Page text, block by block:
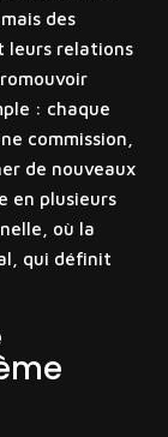
des
leurs relations
: chaque
commission,
de nouveaux
en plusieurs
où la
qui définit